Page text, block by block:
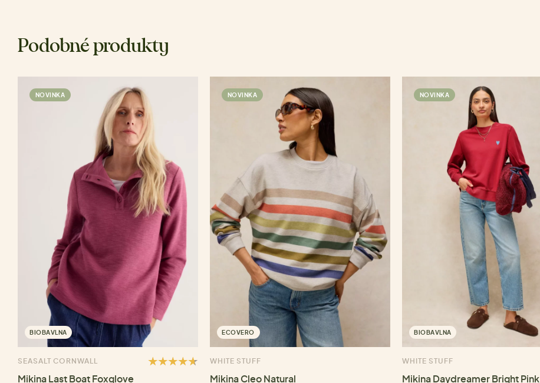
Podobné produkty
NOVINKA
BIOBAVLNA
SEASALT CORNWALL
Mikina Last Boat Foxglove
NOVINKA
ECOVERO
WHITE STUFF
Mikina Cleo Natural
NOVINKA
BIOBAVLNA
WHITE STUFF
Mikina Daydreamer Bright Pink